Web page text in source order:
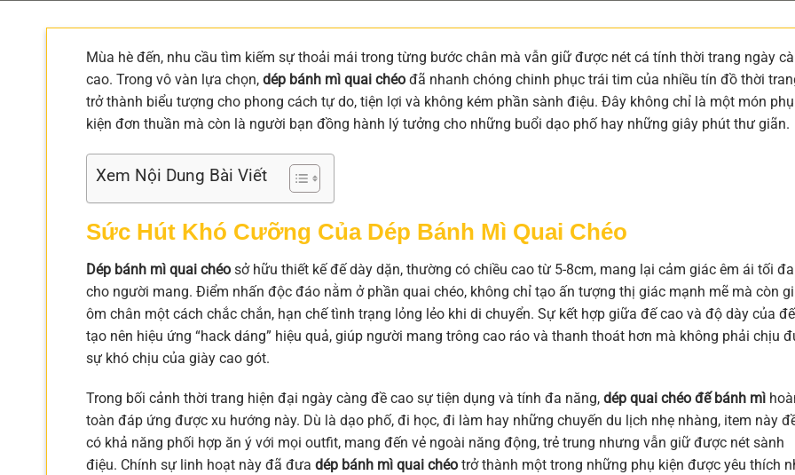
Mùa hè đến, nhu cầu tìm kiếm sự thoải mái trong từng bước chân mà vẫn giữ được nét cá tính thời trang ngày
cao. Trong vô vàn lựa chọn, dép bánh mì quai chéo đã nhanh chóng chinh phục trái tim của nhiều tín đồ thời
trở thành biểu tượng cho phong cách tự do, tiện lợi và không kém phần sành điệu. Đây không chỉ là một món phụ
kiện đơn thuần mà còn là người bạn đồng hành lý tưởng cho những buổi dạo phố hay những giây phút thư giãn.
Xem Nội Dung Bài Viết
Sức Hút Khó Cưỡng Của Dép Bánh Mì Quai Chéo
Dép bánh mì quai chéo sở hữu thiết kế đế dày dặn, thường có chiều cao từ 5-8cm, mang lại cảm giác êm ái tối đa
cho người mang. Điểm nhấn độc đáo nằm ở phần quai chéo, không chỉ tạo ấn tượng thị giác mạnh mẽ mà còn
ôm chân một cách chắc chắn, hạn chế tình trạng lỏng lẻo khi di chuyển. Sự kết hợp giữa đế cao và độ dày của đế
tạo nên hiệu ứng “hack dáng” hiệu quả, giúp người mang trông cao ráo và thanh thoát hơn mà không phải chịu
sự khó chịu của giày cao gót.
Trong bối cảnh thời trang hiện đại ngày càng đề cao sự tiện dụng và tính đa năng, dép quai chéo đế bánh mì
toàn đáp ứng được xu hướng này. Dù là dạo phố, đi học, đi làm hay những chuyến du lịch nhẹ nhàng, item này
có khả năng phối hợp ăn ý với mọi outfit, mang đến vẻ ngoài năng động, trẻ trung nhưng vẫn giữ được nét sành
điệu. Chính sự linh hoạt này đã đưa dép bánh mì quai chéo trở thành một trong những phụ kiện được yêu thích